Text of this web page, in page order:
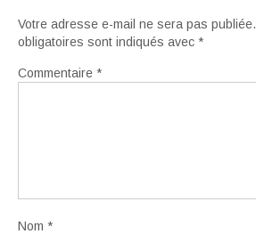
Votre adresse e-mail ne sera pas publiée.
obligatoires sont indiqués avec *
Commentaire *
Nom *